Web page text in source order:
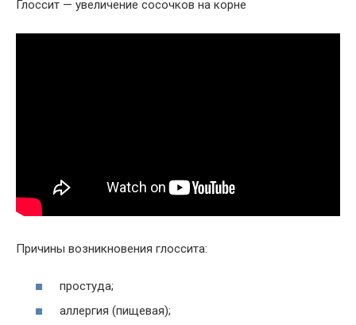
Глоссит — увеличение сосочков на корне
Причины возникновения глоссита:
простуда;
аллергия (пищевая);